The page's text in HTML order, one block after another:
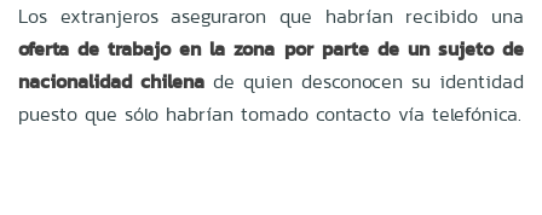
Los extranjeros aseguraron que habrían recibido una
oferta de trabajo en la zona por parte de un sujeto de
nacionalidad chilena de quien desconocen su identidad
puesto que sólo habrían tomado contacto vía telefónica.